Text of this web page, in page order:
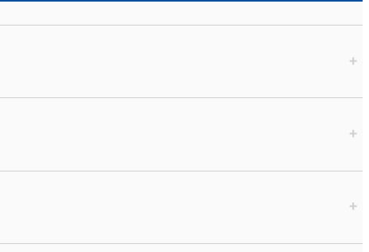
+
+
+